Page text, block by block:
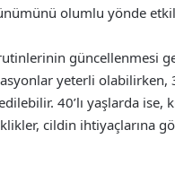
olumlu yönde
güncellenmesi
yeterli olabilirken,
40’lı yaşlarda ise,
cildin ihtiyaçlarına